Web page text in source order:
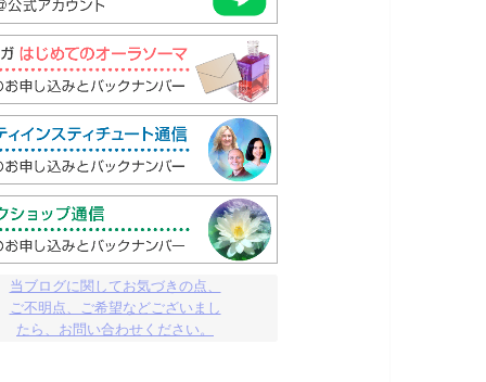
当ブログに関してお気づきの点、
ご不明点、ご希望などございまし
たら、お問い合わせください。